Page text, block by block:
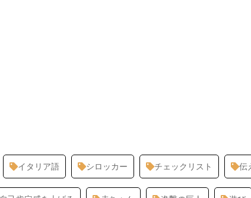
イタリア語 シロッカー チェックリスト 伝